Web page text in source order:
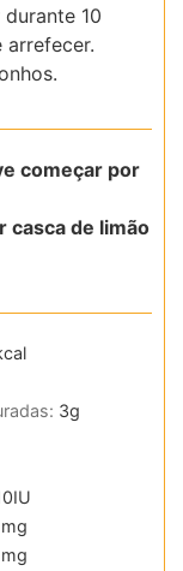
10
arrefecer.
começar por
casca de limão
3g
IU
mg
mg